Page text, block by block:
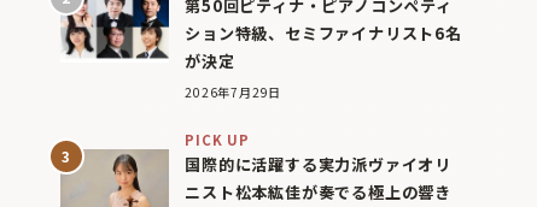
第50回ピティナ・ピアノコンペティ
ション特級、セミファイナリスト6名
が決定
2026年7月29日
PICK UP
国際的に活躍する実力派ヴァイオリ
ニスト松本紘佳が奏でる極上の響き